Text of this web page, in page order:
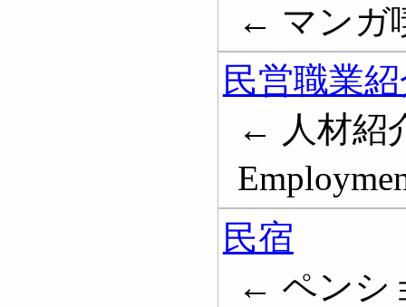
← マンガ
民営職業
← 人材紹
民宿
← ペンシ